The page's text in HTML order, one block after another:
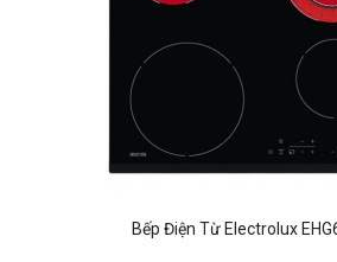
Bếp Điện Từ Electrolux